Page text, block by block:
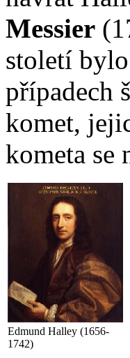
Messier
století
případech
komet,
kometa se
Edmund Halley (1656-
1742)